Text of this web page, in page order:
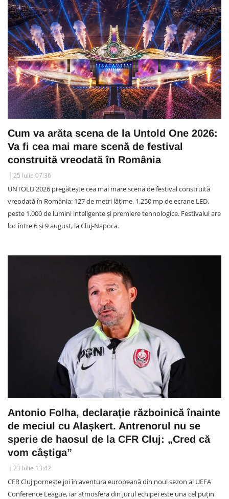
Cum va arăta scena de la Untold One 2026:
Va fi cea mai mare scenă de festival
construită vreodată în România
25 Iulie 07:36
UNTOLD 2026 pregătește cea mai mare scenă de festival construită
vreodată în România: 127 de metri lățime, 1.250 mp de ecrane LED,
peste 1.000 de lumini inteligente și premiere tehnologice. Festivalul are
loc între 6 și 9 august, la Cluj-Napoca.
Antonio Folha, declarație războinică înainte
de meciul cu Alașkert. Antrenorul nu se
sperie de haosul de la CFR Cluj: „Cred că
vom câștiga”
23 Iulie 13:42
CFR Cluj pornește joi în aventura europeană din noul sezon al UEFA
Conference League, iar atmosfera din jurul echipei este una cel puțin